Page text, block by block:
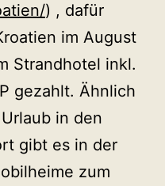
) , dafür
im August
Strandhotel inkl.
gezahlt. Ähnlich
in den
gibt es in der
zum